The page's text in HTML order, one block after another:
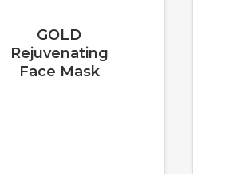
GOLD
Rejuvenating
Face Mask